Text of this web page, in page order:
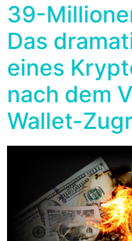
39-
Das
eines
nach dem
Wallet-